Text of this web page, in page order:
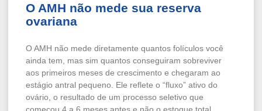
O AMH não mede sua reserva
ovariana
O AMH não mede diretamente quantos folículos você
ainda tem, mas sim quantos conseguiram sobreviver
aos primeiros meses de crescimento e chegaram ao
estágio antral pequeno. Ele reflete o “fluxo” ativo do
ovário, o resultado de um processo seletivo que